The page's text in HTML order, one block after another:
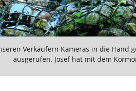
Verkäufern Kameras in die Hand
ausgerufen. Josef hat mit dem